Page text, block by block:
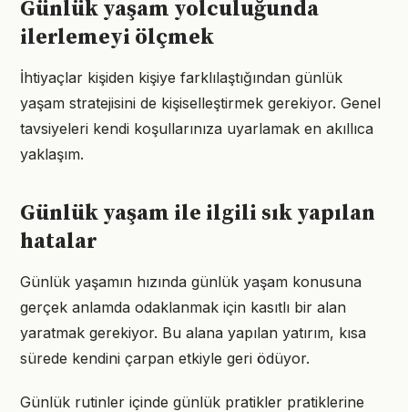
Günlük yaşam yolculuğunda
ilerlemeyi ölçmek
İhtiyaçlar kişiden kişiye farklılaştığından günlük
yaşam stratejisini de kişiselleştirmek gerekiyor. Genel
tavsiyeleri kendi koşullarınıza uyarlamak en akıllıca
yaklaşım.
Günlük yaşam ile ilgili sık yapılan
hatalar
Günlük yaşamın hızında günlük yaşam konusuna
gerçek anlamda odaklanmak için kasıtlı bir alan
yaratmak gerekiyor. Bu alana yapılan yatırım, kısa
sürede kendini çarpan etkiyle geri ödüyor.
Günlük rutinler içinde günlük pratikler pratiklerine